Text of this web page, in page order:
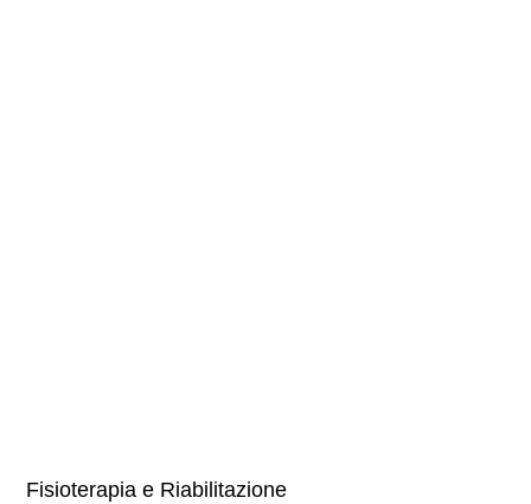
Fisioterapia e Riabilitazione